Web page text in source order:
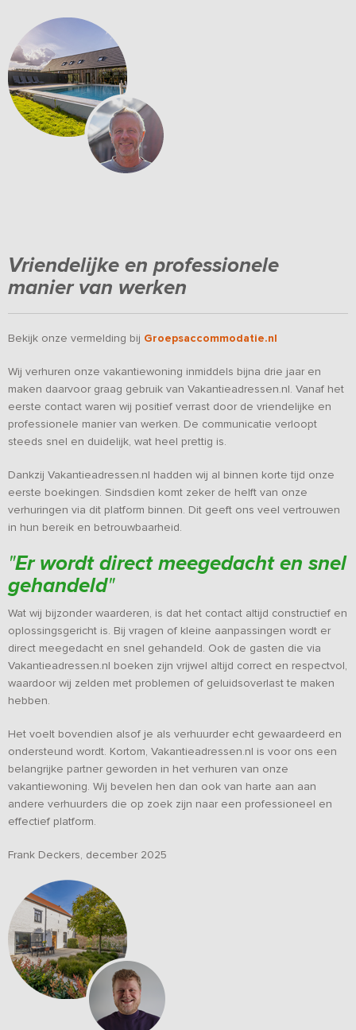
Vriendelijke en professionele
manier van werken
Bekijk onze vermelding bij Groepsaccommodatie.nl
Wij verhuren onze vakantiewoning inmiddels bijna drie jaar en
maken daarvoor graag gebruik van Vakantieadressen.nl. Vanaf het
eerste contact waren wij positief verrast door de vriendelijke en
professionele manier van werken. De communicatie verloopt
steeds snel en duidelijk, wat heel prettig is.
Dankzij Vakantieadressen.nl hadden wij al binnen korte tijd onze
eerste boekingen. Sindsdien komt zeker de helft van onze
verhuringen via dit platform binnen. Dit geeft ons veel vertrouwen
in hun bereik en betrouwbaarheid.
"Er wordt direct meegedacht en snel
gehandeld"
Wat wij bijzonder waarderen, is dat het contact altijd constructief en
oplossingsgericht is. Bij vragen of kleine aanpassingen wordt er
direct meegedacht en snel gehandeld. Ook de gasten die via
Vakantieadressen.nl boeken zijn vrijwel altijd correct en respectvol,
waardoor wij zelden met problemen of geluidsoverlast te maken
hebben.
Het voelt bovendien alsof je als verhuurder echt gewaardeerd en
ondersteund wordt. Kortom, Vakantieadressen.nl is voor ons een
belangrijke partner geworden in het verhuren van onze
vakantiewoning. Wij bevelen hen dan ook van harte aan aan
andere verhuurders die op zoek zijn naar een professioneel en
effectief platform.
Frank Deckers, december 2025